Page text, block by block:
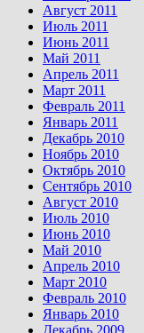
Август 2011
Июль 2011
Июнь 2011
Май 2011
Апрель 2011
Март 2011
Февраль 2011
Январь 2011
Декабрь 2010
Ноябрь 2010
Октябрь 2010
Сентябрь 2010
Август 2010
Июль 2010
Июнь 2010
Май 2010
Апрель 2010
Март 2010
Февраль 2010
Январь 2010
Декабрь 2009